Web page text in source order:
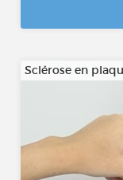
Sclérose en